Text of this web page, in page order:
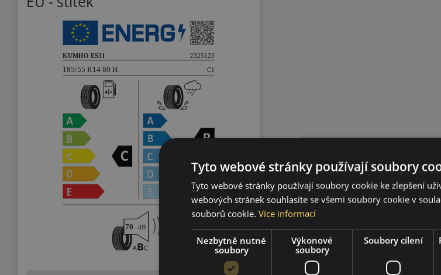
Tyto webové stránky používají soubory
Tyto webové stránky používají soubory cookie ke zlepšení
webových stránek souhlasíte se všemi soubory cookie v
souborů cookie. Více informací
Nezbytně nutné
soubory
Výkonové
soubory
Soubory cílení